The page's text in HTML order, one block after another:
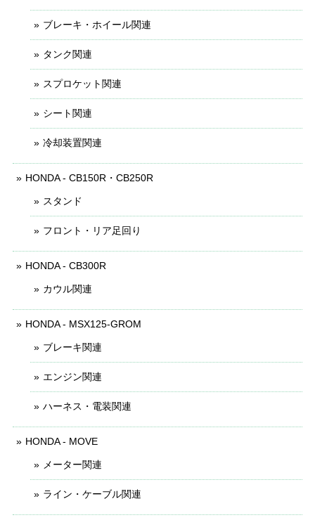
ブレーキ・ホイール関連
タンク関連
スプロケット関連
シート関連
冷却装置関連
HONDA - CB150R・CB250R
スタンド
フロント・リア足回り
HONDA - CB300R
カウル関連
HONDA - MSX125-GROM
ブレーキ関連
エンジン関連
ハーネス・電装関連
HONDA - MOVE
メーター関連
ライン・ケーブル関連